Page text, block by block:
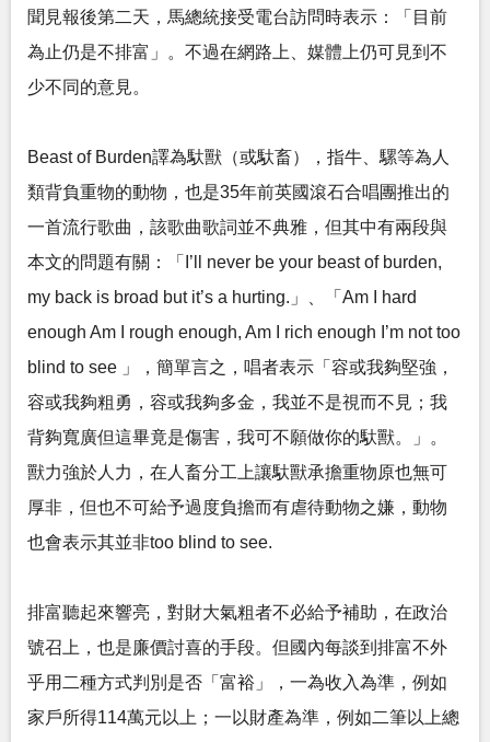
聞見報後第二天，馬總統接受電台訪問時表示：「目前
為止仍是不排富」。不過在網路上、媒體上仍可見到不
少不同的意見。
Beast of Burden譯為馱獸（或馱畜），指牛、騾等為人
類背負重物的動物，也是35年前英國滾石合唱團推出的
一首流行歌曲，該歌曲歌詞並不典雅，但其中有兩段與
本文的問題有關：「I’ll never be your beast of burden,
my back is broad but it’s a hurting.」、「Am I hard
enough Am I rough enough, Am I rich enough I’m not too
blind to see 」，簡單言之，唱者表示「容或我夠堅強，
容或我夠粗勇，容或我夠多金，我並不是視而不見；我
背夠寬廣但這畢竟是傷害，我可不願做你的馱獸。」。
獸力強於人力，在人畜分工上讓馱獸承擔重物原也無可
厚非，但也不可給予過度負擔而有虐待動物之嫌，動物
也會表示其並非too blind to see.
排富聽起來響亮，對財大氣粗者不必給予補助，在政治
號召上，也是廉價討喜的手段。但國內每談到排富不外
乎用二種方式判別是否「富裕」，一為收入為準，例如
家戶所得114萬元以上；一以財產為準，例如二筆以上總